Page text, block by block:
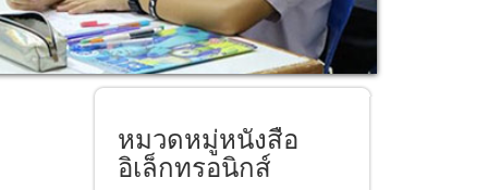
หมวดหมู่หนังสือ
อิเล็กทรอนิกส์